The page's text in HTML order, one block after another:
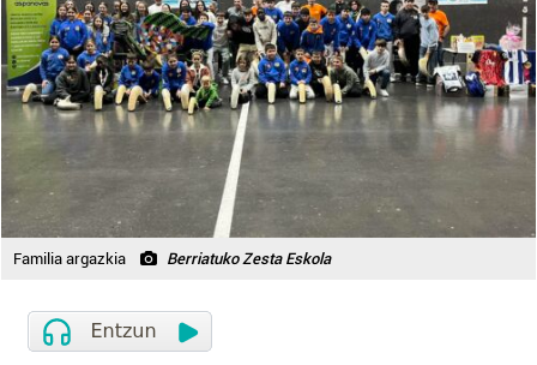
Familia argazkia Berriatuko Zesta Eskola